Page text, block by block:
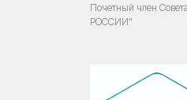
Почетный член
РОССИИ"